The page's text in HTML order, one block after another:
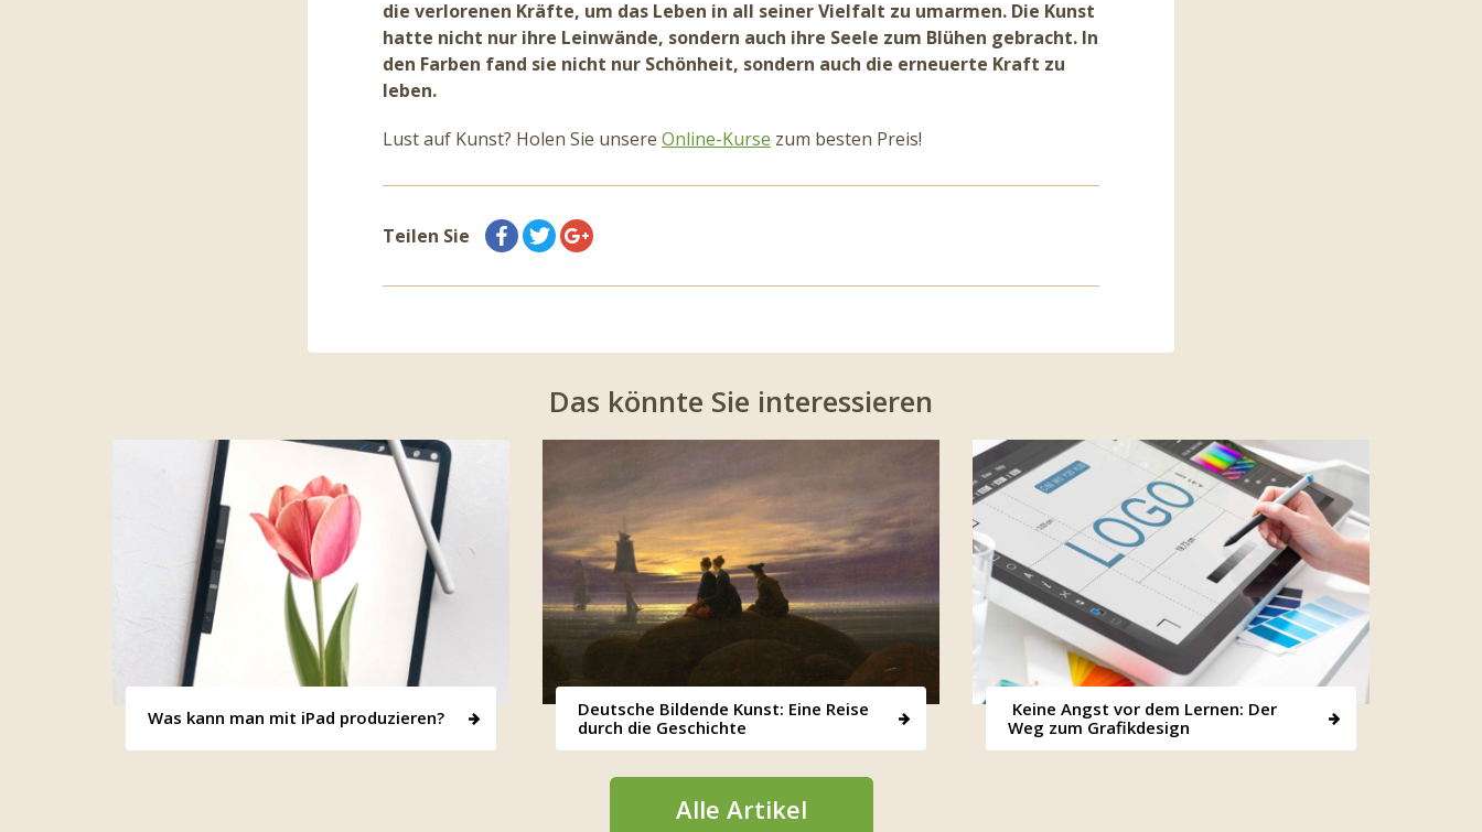
die verlorenen Kräfte, um das Leben in all seiner Vielfalt zu umarmen. Die Kunst
hatte nicht nur ihre Leinwände, sondern auch ihre Seele zum Blühen gebracht. In
den Farben fand sie nicht nur Schönheit, sondern auch die erneuerte Kraft zu
leben.
Lust auf Kunst? Holen Sie unsere Online-Kurse zum besten Preis!
Teilen Sie
Das könnte Sie interessieren
Was kann man mit iPad produzieren?
Deutsche Bildende Kunst: Eine Reise
durch die Geschichte
Keine Angst vor dem Lernen: Der
Weg zum Grafikdesign
Alle Artikel